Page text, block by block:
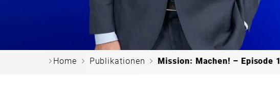
c Home c Publikationen cMission: Machen! – Episode 1